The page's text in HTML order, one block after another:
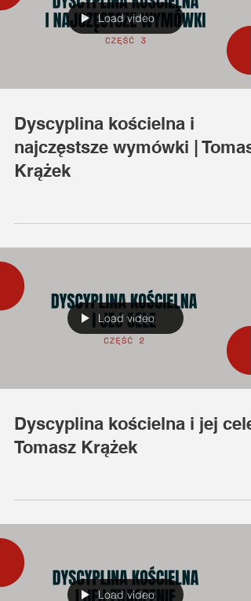
Load video
Dyscyplina kościelna i
najczęstsze wymówki |
Krążek
Load video
Dyscyplina kościelna i jej cele
Tomasz Krążek
Load video